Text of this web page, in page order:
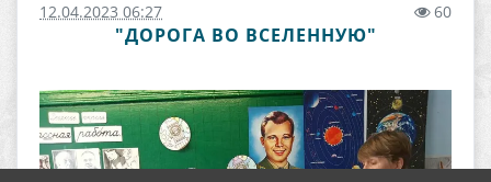
12.04.2023 06:27 60
"ДОРОГА ВО ВСЕЛЕННУЮ"